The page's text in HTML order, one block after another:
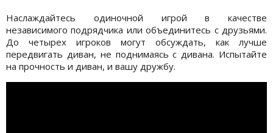
Наслаждайтесь одиночной игрой в качестве
независимого подрядчика или объединитесь с друзьями.
До четырех игроков могут обсуждать, как лучше
передвигать диван, не поднимаясь с дивана. Испытайте
на прочность и диван, и вашу дружбу.